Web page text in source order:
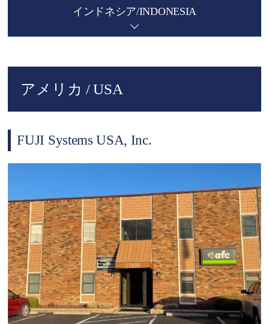
インドネシア/INDONESIA
アメリカ / USA
FUJI Systems USA, Inc.